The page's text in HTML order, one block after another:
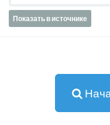
Показать в источнике